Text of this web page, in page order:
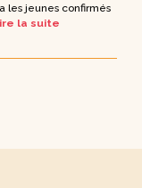
les jeunes confirmés
la suite